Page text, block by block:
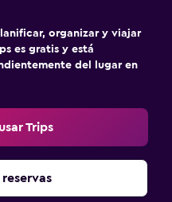
cargos)
organizar y viajar
es gratis y está
del lugar en
Trips
reservas